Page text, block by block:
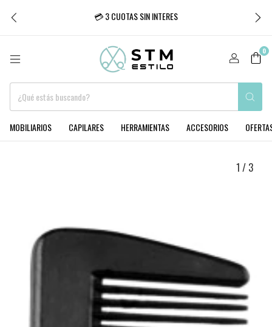
💳 3 CUOTAS SIN INTERES
0
MOBILIARIOS CAPILARES HERRAMIENTAS ACCESORIOS
1 / 3